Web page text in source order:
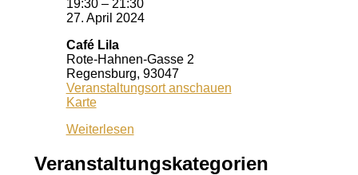
19:30 – 21:30
27. April 2024
Café Lila
Rote-Hahnen-Gasse 2
Regensburg, 93047
Veranstaltungsort anschauen
KarteCafé
Weiterlesen
Veranstaltungskategorien